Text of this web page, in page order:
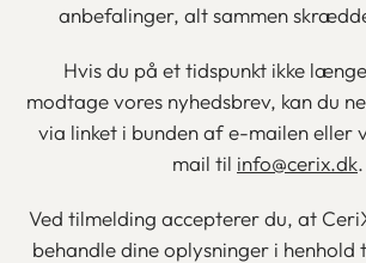
anbefalinger, alt sammen
Hvis du på et tidspunkt ikke
modtage vores nyhedsbrev, kan du
via linket i bunden af e-mailen eller
mail til info@cerix.dk.
Ved tilmelding accepterer du, at
behandle dine oplysninger i henhold